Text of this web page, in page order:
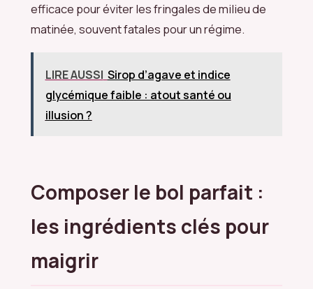
efficace pour éviter les fringales de milieu de
matinée, souvent fatales pour un régime.
LIRE AUSSI Sirop d’agave et indice
glycémique faible : atout santé ou
illusion ?
Composer le bol parfait :
les ingrédients clés pour
maigrir